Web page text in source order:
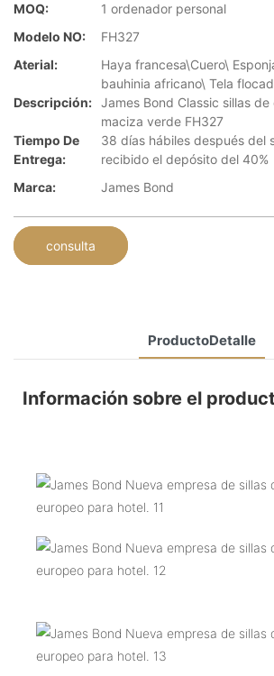
MOQ:
1 ordenador personal
Modelo NO:
FH327
Aterial:
Haya francesa\Cuero\
bauhinia africano\ Tela
Descripción: James Bond Classic sillas
maciza verde FH327
Tiempo De
Entrega:
38 días hábiles después del
recibido el depósito del 40%
Marca:
James Bond
consulta
ProductoDetalle
Información sobre el